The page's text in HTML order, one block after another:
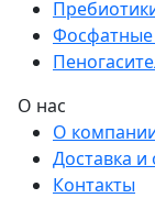
Фосфатные
О нас
О
Доставка и
Контакты